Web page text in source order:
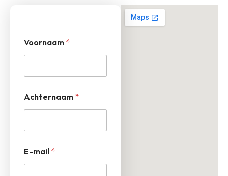
Voornaam *
Achternaam *
E-mail *